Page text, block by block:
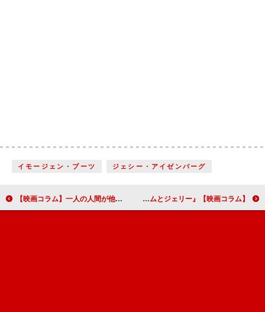
イモージェン・プーツ ジェシー・アイゼンバーグ
【映画コラム】一人の人間が他者に与える影響力の大きさを知らされる『ラスト・フル・メジャー 知られざる英雄の真実』 【映画コラム】今こそコメディー映画が見たい『まともじゃないのは君も一緒』『トムとジェリー』